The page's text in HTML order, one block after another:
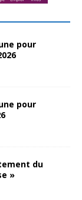
pour
pour
du
»